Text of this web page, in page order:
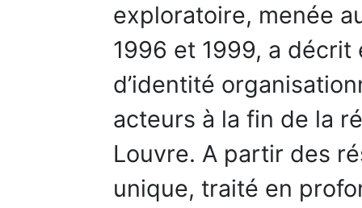
exploratoire, menée
1996 et 1999, a
d’identité
acteurs à la fin de la
Louvre. A partir des
unique, traité en